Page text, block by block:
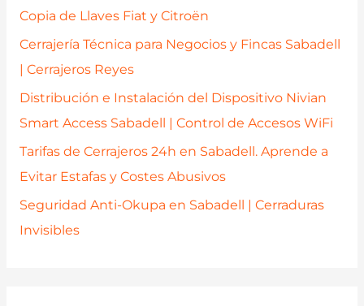
o
:
Copia de Llaves Fiat y Citroën
Cerrajería Técnica para Negocios y Fincas Sabadell
| Cerrajeros Reyes
Distribución e Instalación del Dispositivo Nivian
Smart Access Sabadell | Control de Accesos WiFi
Tarifas de Cerrajeros 24h en Sabadell. Aprende a
Evitar Estafas y Costes Abusivos
Seguridad Anti-Okupa en Sabadell | Cerraduras
Invisibles